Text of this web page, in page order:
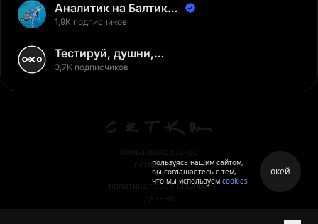
Аналитик на Балтике |
Неверов Станислав
1,9K подписчиков
Тестируй, душни,
наслаждайся
3,7K подписчиков
пользовательское
соглашение
политика персональных
данных
пользуясь нашим сайтом,
вы соглашаетесь с тем,
что мы используем cookies
окей